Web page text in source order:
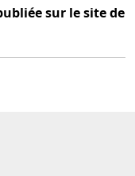
sur le site de